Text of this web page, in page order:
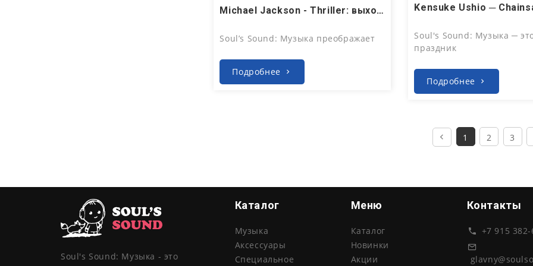
Июл 24, 2026
Soul's Sound: Музыка ─
праздник
Подробнее
Июл 23, 2026 Michael Jackson - Thriller: выходят лимитированные издания на кассете и виниле
Soul’s Sound: Музыка преображает
Подробнее
1 2 3
Soul's Sound: Музыка - это
Каталог
Музыка
Аксессуары
Специальное
Меню
Каталог
Новинки
Акции
Контакты
+7 915